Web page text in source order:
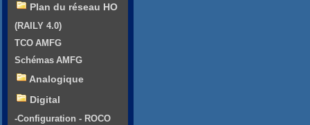
Plan du réseau HO
(RAILY 4.0)
TCO AMFG
Schémas AMFG
Analogique
Digital
-Configuration - ROCO